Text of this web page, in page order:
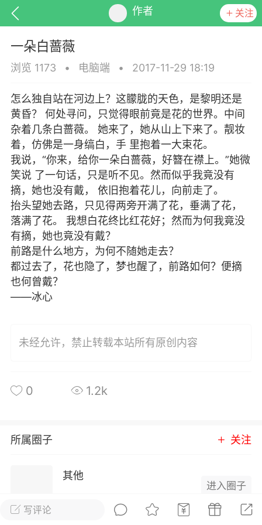
作者 关注
排行 头衔 抽奖
动态 小说 商城
任务
英文太差？
海外网5月9日电 美国第一夫人梅拉
尼娅日前发起名为“做最好的人”（BE
05-24 17:52
中秋到，我却无言对人到。”我端着酒
之中的皎洁明月，心中却是“剪不断，理
写评论
一朵白蔷薇
浏览 1173 • 电脑端 • 2017-11-29 18:19
怎么独自站在河边上？这朦胧的天色，是黎明还是
黄昏？ 何处寻问，只觉得眼前竟是花的世界。中间
杂着几条白蔷薇。 她来了，她从山上下来了。靓妆
着，仿佛是一身缟白，手 里抱着一大束花。
我说，“你来，给你一朵白蔷薇，好簪在襟上。”她微
笑说 了一句话，只是听不见。然而似乎我竟没有
摘，她也没有戴， 依旧抱着花儿，向前走了。
抬头望她去路，只见得两旁开满了花，垂满了花，
落满了花。 我想白花终比红花好；然而为何我竟没
有摘，她也竟没有戴？
前路是什么地方，为何不随她走去？
都过去了，花也隐了，梦也醒了，前路如何？便摘
也何曾戴？
——冰心
未经允许，禁止转载本站所有原创内容
0 1.2k
所属圈子 关注
其他
3443内容
进入圈子